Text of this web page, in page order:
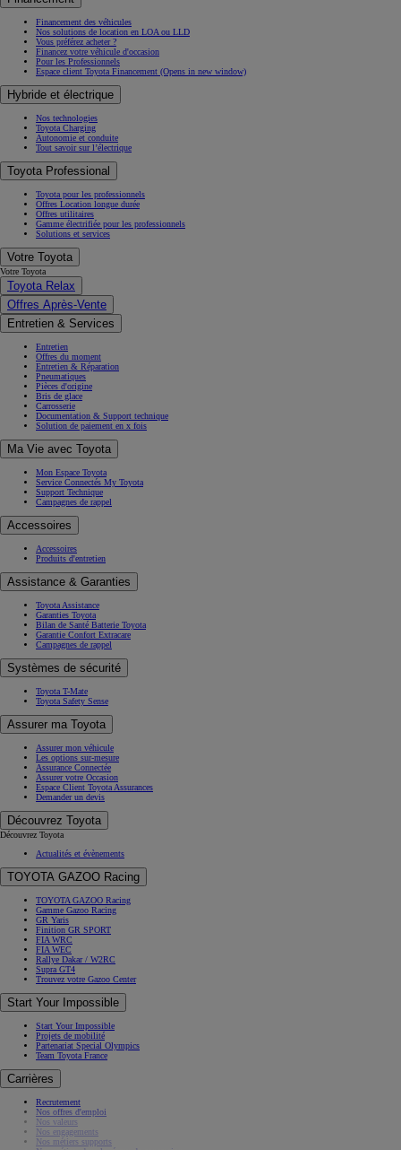
Financement des véhicules
Nos solutions de location en LOA ou LLD
Vous préférez acheter ?
Financez votre véhicule d'occasion
Pour les Professionnels
Espace client Toyota Financement (Opens in new window)
Hybride et électrique
Nos technologies
Toyota Charging
Autonomie et conduite
Tout savoir sur l’électrique
Toyota Professional
Toyota pour les professionnels
Offres Location longue durée
Offres utilitaires
Gamme électrifiée pour les professionnels
Solutions et services
Votre Toyota
Votre Toyota
Toyota Relax
Offres Après-Vente
Entretien & Services
Entretien
Offres du moment
Entretien & Réparation
Pneumatiques
Pièces d'origine
Bris de glace
Carrosserie
Documentation & Support technique
Solution de paiement en x fois
Ma Vie avec Toyota
Mon Espace Toyota
Service Connectés My Toyota
Support Technique
Campagnes de rappel
Accessoires
Accessoires
Produits d'entretien
Assistance & Garanties
Toyota Assistance
Garanties Toyota
Bilan de Santé Batterie Toyota
Garantie Confort Extracare
Campagnes de rappel
Systèmes de sécurité
Toyota T-Mate
Toyota Safety Sense
Assurer ma Toyota
Assurer mon véhicule
Les options sur-mesure
Assurance Connectée
Assurer votre Occasion
Espace Client Toyota Assurances
Demander un devis
Découvrez Toyota
Découvrez Toyota
Actualités et évènements
TOYOTA GAZOO Racing
TOYOTA GAZOO Racing
Gamme Gazoo Racing
GR Yaris
Finition GR SPORT
FIA WRC
FIA WEC
Rallye Dakar / W2RC
Supra GT4
Trouvez votre Gazoo Center
Start Your Impossible
Start Your Impossible
Projets de mobilité
Partenariat Special Olympics
Team Toyota France
Carrières
Recrutement
Nos offres d'emploi
Nos valeurs
Nos engagements
Nos métiers supports